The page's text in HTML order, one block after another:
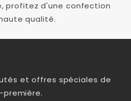
profitez d'une confection
qualité.
et offres spéciales de
première.